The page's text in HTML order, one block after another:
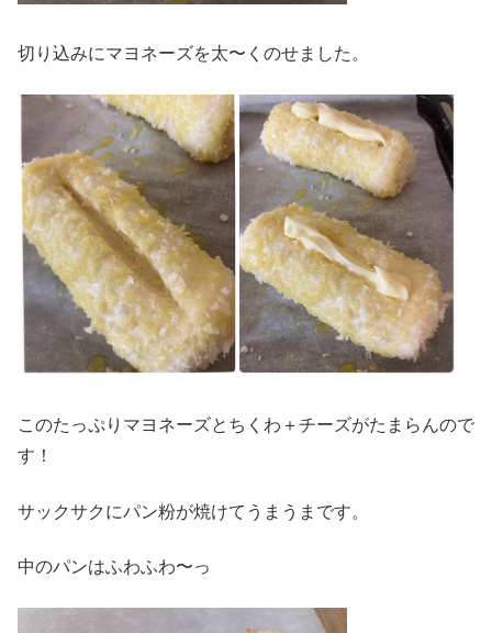
切り込みにマヨネーズを太〜くのせました。
このたっぷりマヨネーズとちくわ＋チーズがたまらんので
す！
サックサクにパン粉が焼けてうまうまです。
中のパンはふわふわ〜っ